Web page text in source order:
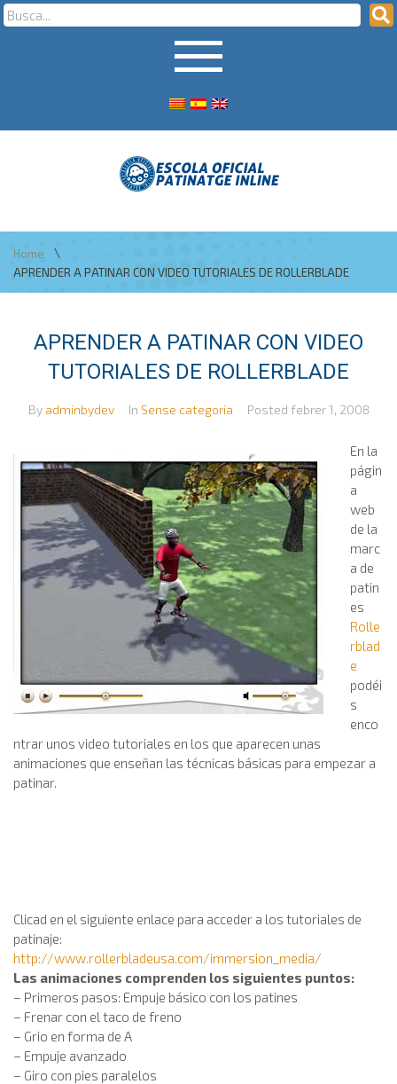
Home
\
APRENDER A PATINAR CON VIDEO TUTORIALES DE ROLLERBLADE
APRENDER A PATINAR CON VIDEO
TUTORIALES DE ROLLERBLADE
By adminbydev In Sense categoria Posted febrer 1, 2008
En la
págin
a
web
de la
marc
a de
patin
es
Rolle
rblad
e
podéi
s
enco
ntrar unos video tutoriales en los que aparecen unas
animaciones que enseñan las técnicas básicas para empezar a
patinar.
Clicad en el siguiente enlace para acceder a los tutoriales de
patinaje:
http://www.rollerbladeusa.com/immersion_media/
Las animaciones comprenden los siguientes puntos:
– Primeros pasos: Empuje básico con los patines
– Frenar con el taco de freno
– Grio en forma de A
– Empuje avanzado
– Giro con pies paralelos